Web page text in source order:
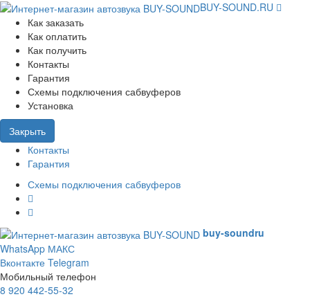
BUY-SOUND.RU
Как заказать
Как оплатить
Как получить
Контакты
Гарантия
Схемы подключения сабвуферов
Установка
Закрыть
Контакты
Гарантия
Схемы подключения сабвуферов
buy-soundru
WhatsApp МАКС
Вконтакте Telegram
Мобильный телефон
8 920 442-55-32